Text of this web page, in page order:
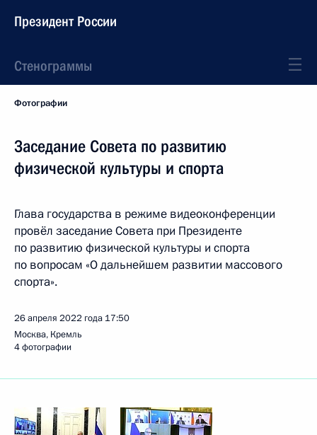
Президент России
Стенограммы
Фотографии
Заседание Совета по развитию
физической культуры и спорта
Глава государства в режиме видеоконференции
провёл заседание Совета при Президенте
по развитию физической культуры и спорта
по вопросам «О дальнейшем развитии массового
спорта».
26 апреля 2022 года 17:50
Москва, Кремль
4 фотографии